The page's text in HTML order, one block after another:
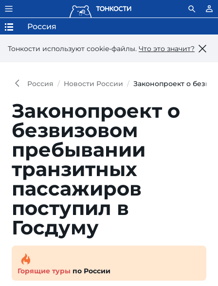
Тонкости используют сookie-файлы. Что это значит?
Россия
Россия Новости России Законопроект о
Законопроект о
безвизовом
пребывании
транзитных
пассажиров
поступил в
Госдуму
Горящие туры по России